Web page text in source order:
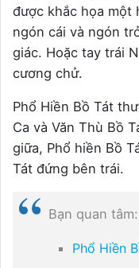
được khắc họa một
ngón cái và ngón
giác. Hoặc tay trái
cương chử.
Phổ Hiền Bồ Tát
Ca và Văn Thù Bồ
giữa, Phổ hiền Bồ
Tát đứng bên trái.
Bạn quan tâm:
Phổ Hiền